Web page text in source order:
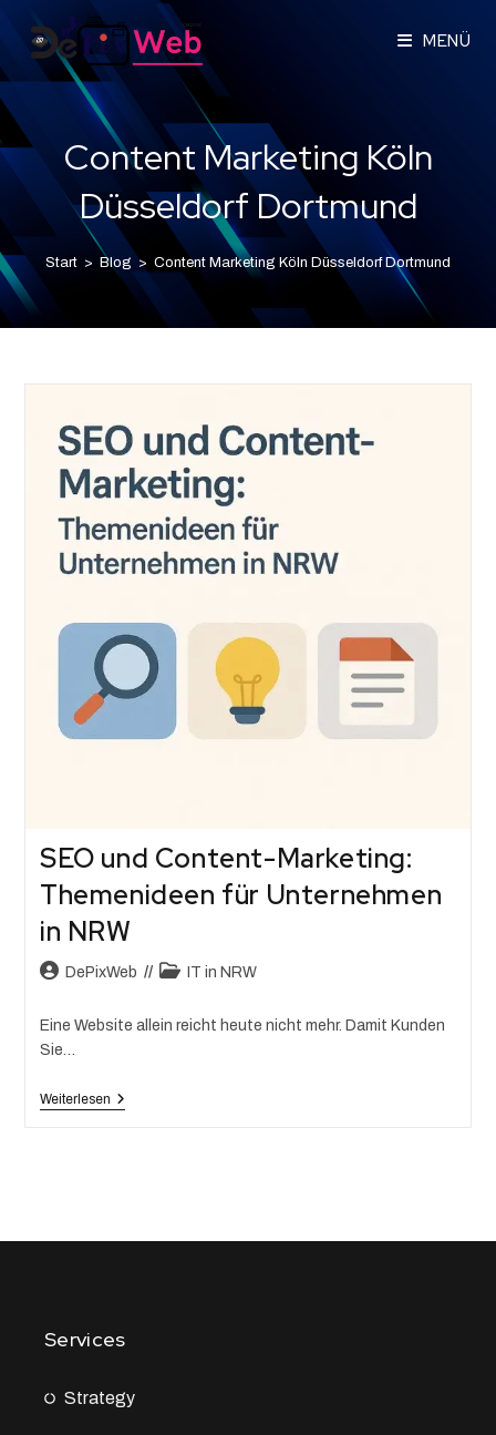
MENÜ
Content Marketing Köln
Düsseldorf Dortmund
Start > Blog > Content Marketing Köln Düsseldorf Dortmund
SEO und Content-Marketing:
Themenideen für Unternehmen
in NRW
DePixWeb IT in NRW
Eine Website allein reicht heute nicht mehr. Damit Kunden
Sie…
Weiterlesen
Services
Strategy